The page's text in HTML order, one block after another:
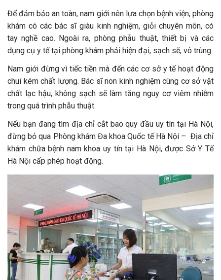
Để đảm bảo an toàn, nam giới nên lựa chọn bệnh viện, phòng
khám có các bác sĩ giàu kinh nghiệm, giỏi chuyên môn, có
tay nghề cao. Ngoài ra, phòng phẫu thuật, thiết bị và các
dụng cụ y tế tại phòng khám phải hiện đại, sạch sẽ, vô trùng.
Nam giới đừng vì tiếc tiền mà đến các cơ sở y tế hoạt động
chui kém chất lượng. Bác sĩ non kinh nghiệm cùng cơ sở vật
chất lạc hậu, không sạch sẽ làm tăng nguy cơ viêm nhiễm
trong quá trình phẫu thuật.
Nếu bạn đang tìm địa chỉ cắt bao quy đầu uy tín tại Hà Nội,
đừng bỏ qua Phòng khám Đa khoa Quốc tế Hà Nội – Địa chỉ
khám chữa bệnh nam khoa uy tín tại Hà Nội, được Sở Y Tế
Hà Nội cấp phép hoạt động.